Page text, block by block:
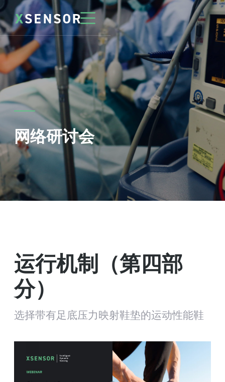
网络研讨会
运行机制（第四部
分）
选择带有足底压力映射鞋垫的运动性能鞋